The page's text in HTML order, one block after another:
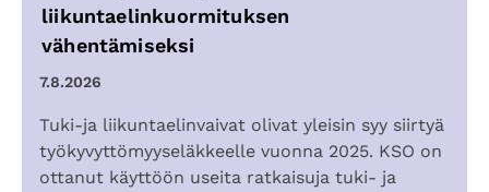
liikuntaelinkuormituksen
vähentämiseksi
7.8.2026
Tuki-ja liikuntaelinvaivat olivat yleisin syy siirtyä
työkyvyttömyyseläkkeelle vuonna 2025. KSO on
ottanut käyttöön useita ratkaisuja tuki- ja